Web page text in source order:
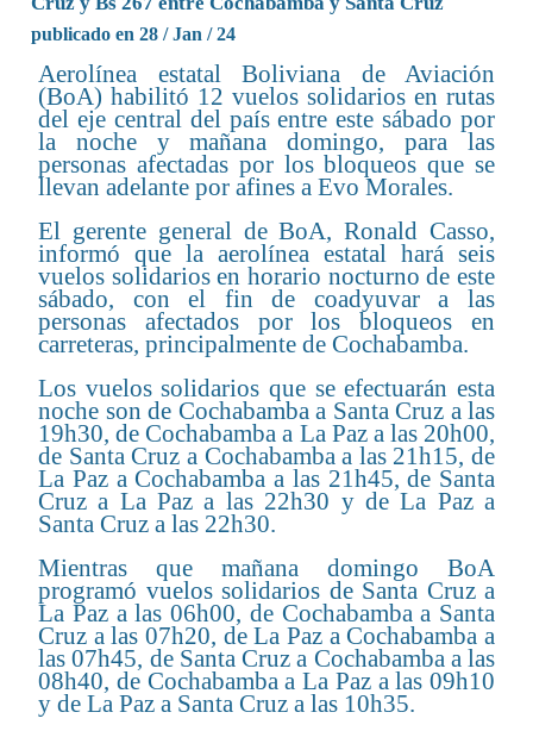
publicado en 28 / Jan / 24
Aerolínea estatal Boliviana de Aviación
(BoA) habilitó 12 vuelos solidarios en rutas
del eje central del país entre este sábado por
la noche y mañana domingo, para las
personas afectadas por los bloqueos que se
llevan adelante por afines a Evo Morales.
El gerente general de BoA, Ronald Casso,
informó que la aerolínea estatal hará seis
vuelos solidarios en horario nocturno de este
sábado, con el fin de coadyuvar a las
personas afectados por los bloqueos en
carreteras, principalmente de Cochabamba.
Los vuelos solidarios que se efectuarán esta
noche son de Cochabamba a Santa Cruz a las
19h30, de Cochabamba a La Paz a las 20h00,
de Santa Cruz a Cochabamba a las 21h15, de
La Paz a Cochabamba a las 21h45, de Santa
Cruz a La Paz a las 22h30 y de La Paz a
Santa Cruz a las 22h30.
Mientras que mañana domingo BoA
programó vuelos solidarios de Santa Cruz a
La Paz a las 06h00, de Cochabamba a Santa
Cruz a las 07h20, de La Paz a Cochabamba a
las 07h45, de Santa Cruz a Cochabamba a las
08h40, de Cochabamba a La Paz a las 09h10
y de La Paz a Santa Cruz a las 10h35.